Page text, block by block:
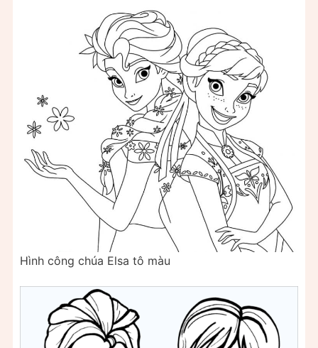
Hình công chúa Elsa tô màu